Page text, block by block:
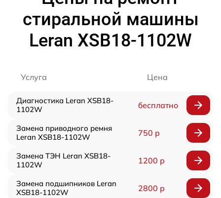
стиральной машины
Leran XSB18-1102W
Услуга Цена
Диагностика Leran XSB18-
1102W
бесплатно
Замена приводного ремня
Leran XSB18-1102W
750 р
Замена ТЭН Leran XSB18-
1102W
1200 р
Замена подшипников Leran
XSB18-1102W
2800 р